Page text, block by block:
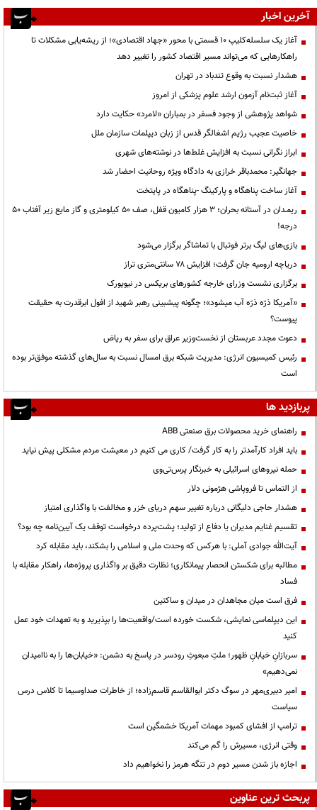
آخرین اخبار
آغاز یک سلسله‌کلیپ ۱۰ قسمتی با محور «جهاد اقتصادی»؛ از ریشه‌یابی مشکلات تا
راهکارهایی که می‌تواند مسیر اقتصاد کشور را تغییر دهد
هشدار نسبت به وقوع تندباد در تهران
آغاز ثبت‌نام آزمون ارشد علوم پزشکی از امروز
شواهد پژوهشی از وجود فسفر در بمباران «لامرد» حکایت دارد
خاصیت عجیب رژیم اشغالگر قدس از زبان دیپلمات سازمان ملل
ابراز نگرانی نسبت به افزایش غلط‌ها در نوشته‌های شهری
جهانگیر: محمدباقر خرازی به دادگاه ویژه روحانیت احضار شد
آغاز ساخت پناهگاه و پارکینگ -پناهگاه در پایتخت
ریمـدان در آستانه بحران؛ ۳ هزار کامیون قفل، صف ۵۰ کیلومتری و گاز مایع زیر آفتاب ۵۰
درجه!
بازی‌های لیگ برتر فوتبال با تماشاگر برگزار می‌شود
دریاچه ارومیه جان گرفت؛ افزایش ۷۸ سانتی‌متری تراز
برگزاری نشست وزرای خارجه کشورهای بریکس در نیویورک
«آمریکا ذرّه ذرّه آب میشود»؛ چگونه پیشبینی رهبر شهید از افول ابرقدرت به حقیقت
پیوست؟
دعوت مجدد عربستان از نخست‌وزیر عراق برای سفر به ریاض
رئیس کمیسیون انرژی: مدیریت شبکه برق امسال نسبت به سال‌های گذشته موفق‌تر بوده
است
پربازدید ها
راهنمای خرید محصولات برق صنعتی ABB
باید افراد کارآمدتر را به کار گرفت/ کاری می کنیم در معیشت مردم مشکلی پیش نیاید
حمله نیروهای اسرائیلی به خبرنگار پرس‌تی‌وی
از التماس تا فروپاشی هژمونی دلار
هشدار حاجی دلیگانی درباره تغییر سهم دریای خزر و مخالفت با واگذاری امتیاز
تقسیم غنایم مدیران یا دفاع از تولید؛ پشت‌پرده درخواست توقف یک آیین‌نامه چه بود؟
آیت‌الله جوادی آملی: با هرکس که وحدت ملی و اسلامی را بشکند، باید مقابله کرد
مطالبه برای شکستن انحصار پیمانکاری؛ نظارت دقیق بر واگذاری پروژه‌ها، راهکار مقابله با
فساد
فرق است میان مجاهدان در میدان و ساکتین
این دیپلماسی نمایشی، شکست خورده است/واقعیت‌ها را بپذیرید و به تعهدات خود عمل
کنید
سربازانِ خیابانِ ظهور؛ ملتِ مبعوثِ رودسر در پاسخ به دشمن: «خیابان‌ها را به ناامیدان
نمی‌دهیم»
امیر دبیری‌مهر در سوگ دکتر ابوالقاسم قاسم‌زاده؛ از خاطرات صداوسیما تا کلاس درس
سیاست
ترامپ از افشای کمبود مهمات آمریکا خشمگین است
وقتی انرژی، مسیرش را گم می‌کند
اجازه باز شدن مسیر دوم در تنگه هرمز را نخواهیم داد
پربحث ترین عناوین